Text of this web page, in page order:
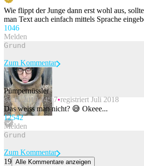
Wie flippt der Junge dann erst wohl aus,
man Text auch einfach mittels Sprache
1046
Melden
Beitrag melden
Zum Kommentar
Pümpernüssler
04.11.2019 14:17 registriert Juli 2018
Das weiss man nicht? 😅 Okeee...
12542
Melden
Zum Kommentar
19 Alle Kommentare anzeigen